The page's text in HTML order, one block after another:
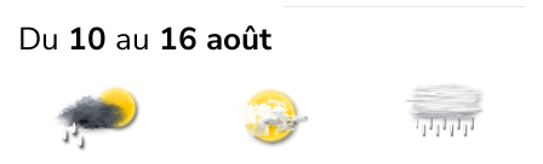
Du 10 au 16 août